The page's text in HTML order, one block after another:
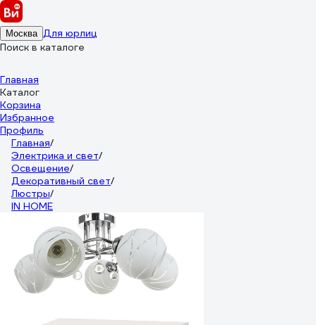
Москва Для юрлиц
Поиск в каталоге
Главная
Каталог
Корзина
Избранное
Профиль
Главная/
Электрика и свет/
Освещение/
Декоративный свет/
Люстры/
IN HOME